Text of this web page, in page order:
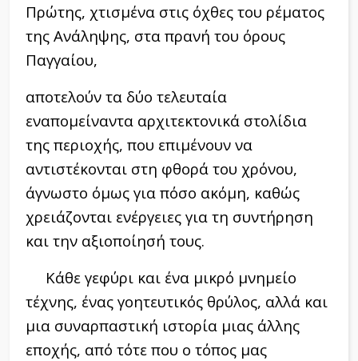
Πρώτης, χτισμένα στις όχθες του ρέματος
της Ανάληψης, στα πρανή του όρους
Παγγαίου,
αποτελούν τα δύο τελευταία
εναπομείναντα αρχιτεκτονικά στολίδια
της περιοχής, που επιμένουν να
αντιστέκονται στη φθορά του χρόνου,
άγνωστο όμως για πόσο ακόμη, καθώς
χρειάζονται ενέργειες για τη συντήρηση
και την αξιοποίησή τους.
Κάθε γεφύρι και ένα μικρό μνημείο
τέχνης, ένας γοητευτικός θρύλος, αλλά και
μια συναρπαστική ιστορία μιας άλλης
εποχής, από τότε που ο τόπος μας